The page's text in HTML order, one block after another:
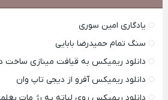
یادگاری امین سوری
سنگ تمام حمیدرضا بابایی
دانلود ریمیکس به قیافت مینازی ساخت
دانلود ریمیکس آفرو از ديجی تاپ وان
دانلود ریمیکس روی لباته یه رژ مات